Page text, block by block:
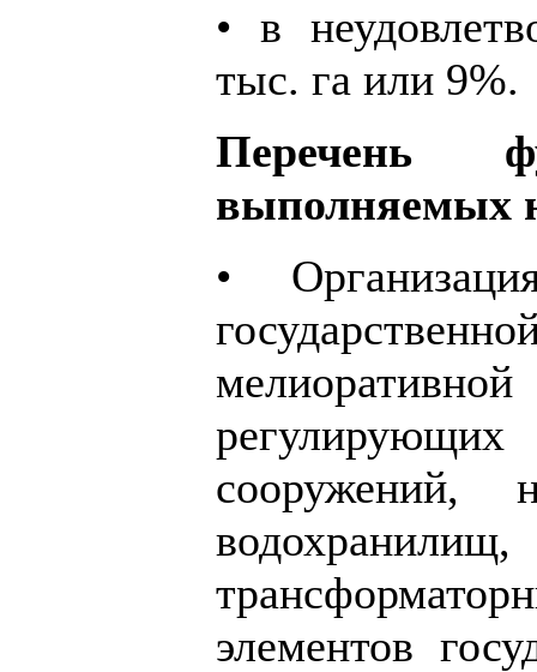
• в
тыс. га или 9%.
Перечень
выполняемых
•
сооружений,
элементов